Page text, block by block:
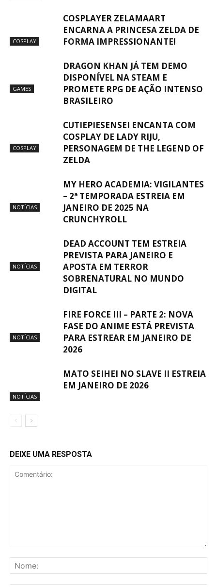
COSPLAY
COSPLAYER ZELAMAART
ENCARNA A PRINCESA ZELDA DE
FORMA IMPRESSIONANTE!
GAMES
DRAGON KHAN JÁ TEM DEMO
DISPONÍVEL NA STEAM E
PROMETE RPG DE AÇÃO INTENSO
BRASILEIRO
COSPLAY
CUTIEPIESENSEI ENCANTA COM
COSPLAY DE LADY RIJU,
PERSONAGEM DE THE LEGEND OF
ZELDA
NOTÍCIAS
MY HERO ACADEMIA: VIGILANTES
– 2ª TEMPORADA ESTREIA EM
JANEIRO DE 2025 NA
CRUNCHYROLL
NOTÍCIAS
DEAD ACCOUNT TEM ESTREIA
PREVISTA PARA JANEIRO E
APOSTA EM TERROR
SOBRENATURAL NO MUNDO
DIGITAL
NOTÍCIAS
FIRE FORCE III – PARTE 2: NOVA
FASE DO ANIME ESTÁ PREVISTA
PARA ESTREAR EM JANEIRO DE
2026
NOTÍCIAS
MATO SEIHEI NO SLAVE II ESTREIA
EM JANEIRO DE 2026
DEIXE UMA RESPOSTA